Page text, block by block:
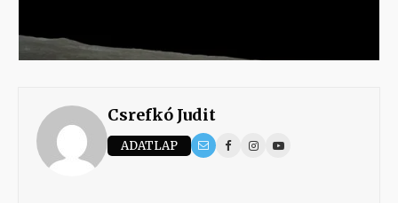
Csrefkó Judit
ADATLAP